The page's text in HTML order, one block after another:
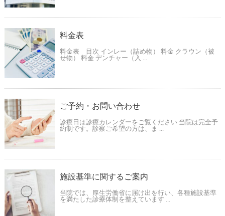
料金表
料金表 目次 インレー（詰め物） 料金 クラウン（被
せ物） 料金 デンチャー（入 ...
ご予約・お問い合わせ
診療日は診療カレンダーをご覧ください 当院は完全予
約制です。診察ご希望の方は、ま ...
施設基準に関するご案内
当院では、厚生労働省に届け出を行い、各種施設基準
を満たした診療体制を整えています ...